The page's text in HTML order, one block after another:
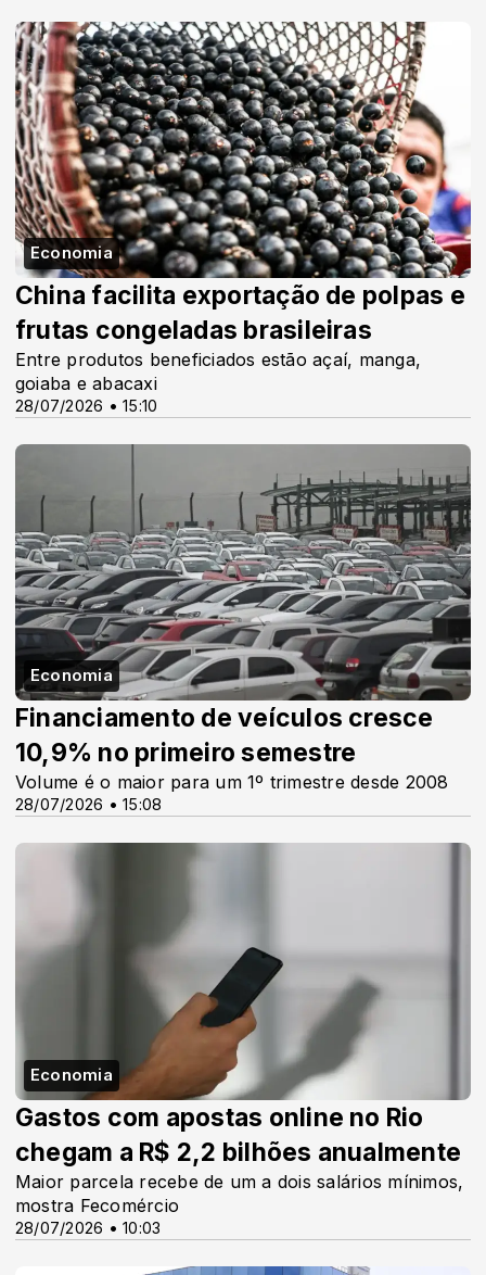
Economia
28/07/2026 • 15:10
China facilita exportação de polpas e
frutas congeladas brasileiras
Entre produtos beneficiados estão açaí, manga,
goiaba e abacaxi
Economia
28/07/2026 • 15:08
Financiamento de veículos cresce
10,9% no primeiro semestre
Volume é o maior para um 1º trimestre desde 2008
Economia
28/07/2026 • 10:03
Gastos com apostas online no Rio
chegam a R$ 2,2 bilhões anualmente
Maior parcela recebe de um a dois salários mínimos,
mostra Fecomércio